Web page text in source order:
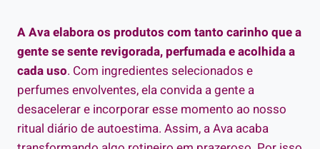
A Ava elabora os produtos com tanto carinho que a
gente se sente revigorada, perfumada e acolhida a
cada uso. Com ingredientes selecionados e
perfumes envolventes, ela convida a gente a
desacelerar e incorporar esse momento ao nosso
ritual diário de autoestima. Assim, a Ava acaba